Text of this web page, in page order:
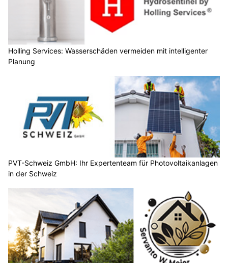
Holling Services: Wasserschäden vermeiden mit intelligenter
Planung
PVT-Schweiz GmbH: Ihr Expertenteam für Photovoltaikanlagen
in der Schweiz